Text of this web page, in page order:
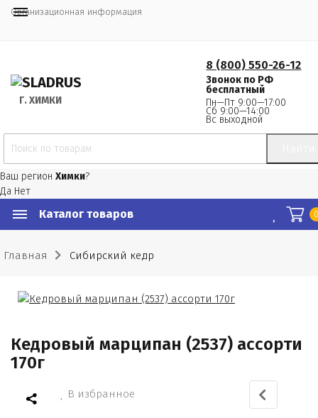
Организационная информация
Г. ХИМКИ
8 (800) 550-26-12
Звонок по РФ
бесплатный
Пн—Пт 9:00—17:00
Сб 9:00—14:00
Вс выходной
Ваш регион Химки?
Да Нет
Каталог товаров
Главная Сибирский кедр
Кедровый марципан (2537) ассорти
170г
В избранное